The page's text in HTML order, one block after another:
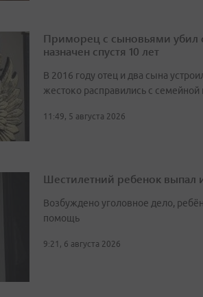
Приморец с сыновьями убил
назначен спустя 10 лет
В 2016 году отец и два сына
жестоко расправились с
11:49, 5 августа 2026
Шестилетний ребенок выпал
Возбуждено уголовное дело,
помощь
9:21, 6 августа 2026